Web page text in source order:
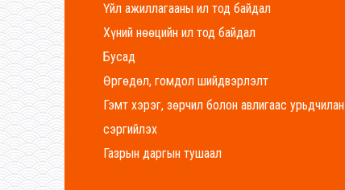
Үйл ажиллагааны ил тод байдал
Хүний нөөцийн ил тод байдал
Бусад
Өргөдөл, гомдол шийдвэрлэлт
Гэмт хэрэг, зөрчил болон авлигаас урьдчилан
сэргийлэх
Газрын даргын тушаал